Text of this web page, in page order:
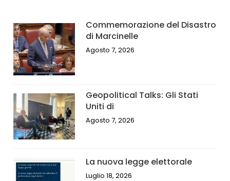
Commemorazione del Disastro
di Marcinelle
Agosto 7, 2026
Geopolitical Talks: Gli Stati
Uniti di
Agosto 7, 2026
La nuova legge elettorale
Luglio 18, 2026